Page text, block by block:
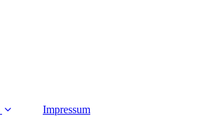
Impressum